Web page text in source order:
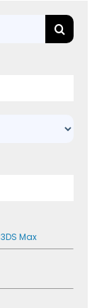
3DS Max